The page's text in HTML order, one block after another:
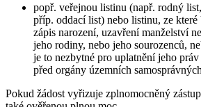
popř. veřejnou listinu (např. rodný
příp. oddací list) nebo listinu, ze
zápis narození, uzavření manželství
jeho rodiny, nebo jeho sourozenců,
je to nezbytné pro uplatnění jeho
před orgány územních
Pokud žádost vyřizuje zplnomocněný